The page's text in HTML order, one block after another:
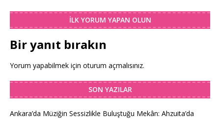
İLK YORUM YAPAN OLUN
Bir yanıt bırakın
Yorum yapabilmek için oturum açmalısınız.
SON YAZILAR
Ankara’da Müziğin Sessizlikle Buluştuğu Mekân: Ahzuita’da